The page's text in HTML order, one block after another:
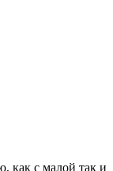
как с малой так и